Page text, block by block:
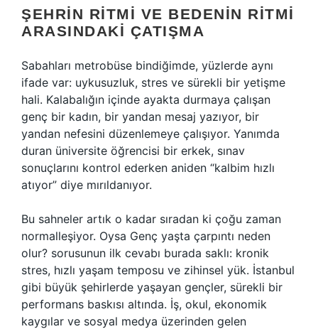
ŞEHRIN RITMI VE BEDENIN RITMI
ARASINDAKI ÇATIŞMA
Sabahları metrobüse bindiğimde, yüzlerde aynı
ifade var: uykusuzluk, stres ve sürekli bir yetişme
hali. Kalabalığın içinde ayakta durmaya çalışan
genç bir kadın, bir yandan mesaj yazıyor, bir
yandan nefesini düzenlemeye çalışıyor. Yanımda
duran üniversite öğrencisi bir erkek, sınav
sonuçlarını kontrol ederken aniden “kalbim hızlı
atıyor” diye mırıldanıyor.
Bu sahneler artık o kadar sıradan ki çoğu zaman
normalleşiyor. Oysa Genç yaşta çarpıntı neden
olur? sorusunun ilk cevabı burada saklı: kronik
stres, hızlı yaşam temposu ve zihinsel yük. İstanbul
gibi büyük şehirlerde yaşayan gençler, sürekli bir
performans baskısı altında. İş, okul, ekonomik
kaygılar ve sosyal medya üzerinden gelen